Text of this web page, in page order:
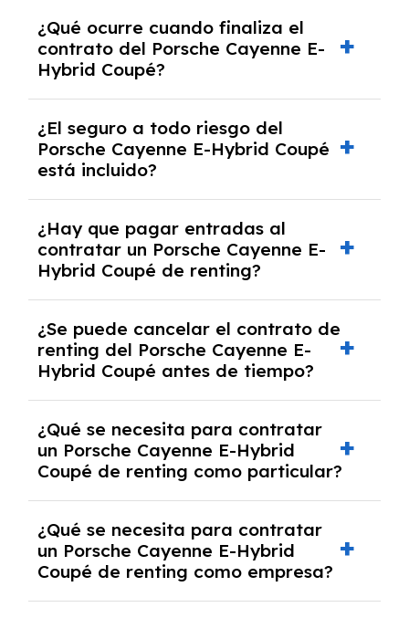
contrato y puede variar entre 10,000 y
30,000 km anuales. Si excedes ese límite,
puede haber un cargo adicional.
¿Qué ocurre cuando finaliza el
contrato del Porsche Cayenne E-
Hybrid Coupé?
coche, renovarlo por uno nuevo o, en algunos
casos, comprarlo a un precio previamente
acordado.
¿El seguro a todo riesgo del
Porsche Cayenne E-Hybrid Coupé
está incluido?
Cayenne E-Hybrid Coupé con el seguro a
todo riesgo sin franquicia incluido dentro de
las cuotas mensuales.
¿Hay que pagar entradas al
contratar un Porsche Cayenne E-
Hybrid Coupé de renting?
tendrás que pagar ningún tipo de entrada
salvo en casos que lo exija el proveedor
debido al resultado del estudio de viabilidad
económica.
¿Se puede cancelar el contrato de
renting del Porsche Cayenne E-
Hybrid Coupé antes de tiempo?
pero puede haber penalizaciones por
cancelación anticipada. Es importante revisar
las condiciones del contrato y hablar con un
experto que te asesore.
¿Qué se necesita para contratar
un Porsche Cayenne E-Hybrid
Coupé de renting como particular?
y, en algunos casos, una consulta de solvencia
crediticia y un pago inicial.
¿Qué se necesita para contratar
un Porsche Cayenne E-Hybrid
Coupé de renting como empresa?